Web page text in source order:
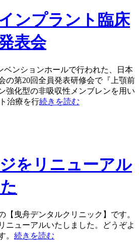
ンプラント臨床
表会
ベンションホールで行われた、日本
の第20回全員発表研修会で『上顎前
強化型の非吸収性メンブレンを用い
治療を行続きを読む
をリニューアル
【曳舟デンタルクリニック】です。
ニューアルいたしました。どうぞよ
。 続きを読む